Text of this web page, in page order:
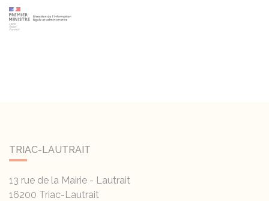
TRIAC-LAUTRAIT
13 rue de la Mairie - Lautrait
16200 Triac-Lautrait